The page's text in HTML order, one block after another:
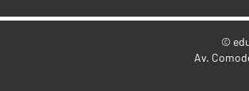
©
Av.